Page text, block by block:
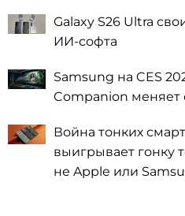
Galaxy S26 Ultra
ИИ-софта
Samsung на CES
Companion меняет
Война тонких
выигрывает гонку
не Apple или